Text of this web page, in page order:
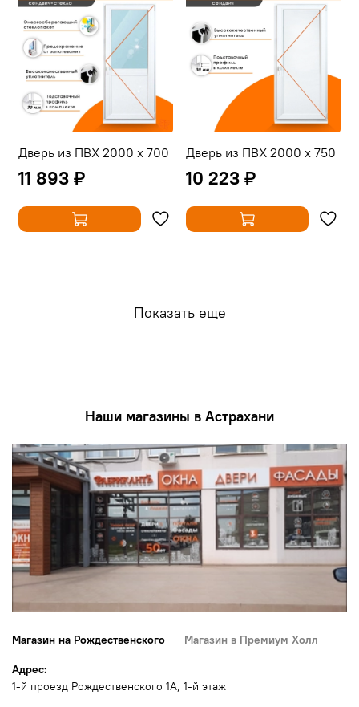
Дверь из ПВХ 2000 х 700
11 893 ₽
Дверь из ПВХ 2000 х 750
10 223 ₽
Показать еще
Наши магазины в Астрахани
Магазин на Рождественского Магазин в Премиум Холл
Адрес:
1-й проезд Рождественского 1А, 1-й этаж